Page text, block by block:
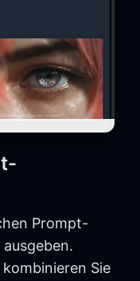
Prompt-
kombinieren Sie